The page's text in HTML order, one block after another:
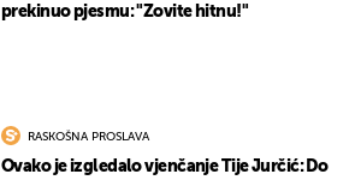
prekinuo pjesmu: "Zovite hitnu!"
RASKOŠNA PROSLAVA
Ovako je izgledalo vjenčanje Tije Jurčić: Do